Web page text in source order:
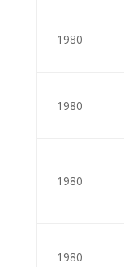
1980
1980
1980
1980